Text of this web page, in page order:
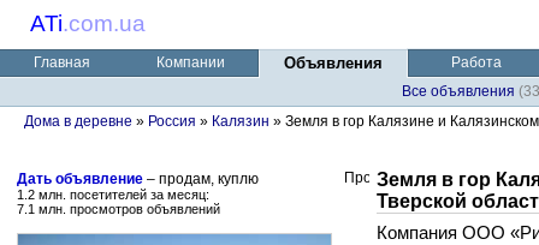
ATi.com.ua
Главная Компании Объявления
Работа
Все объявления
Дома в деревне » Россия » Калязин » Земля в гор Калязине и
Дать объявление – продам, куплю
1.2 млн. посетителей за месяц:
7.1 млн. просмотров объявлений
Земля в гор
Тверской
Компания ООО